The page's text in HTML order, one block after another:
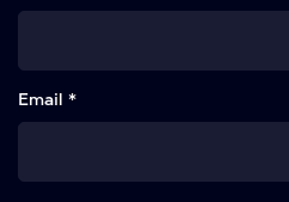
Email *